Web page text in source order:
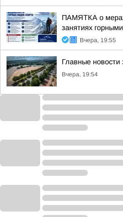
ПАМЯТКА о
занятиях
Вчера, 19:55
Главные новости
Вчера, 19:54